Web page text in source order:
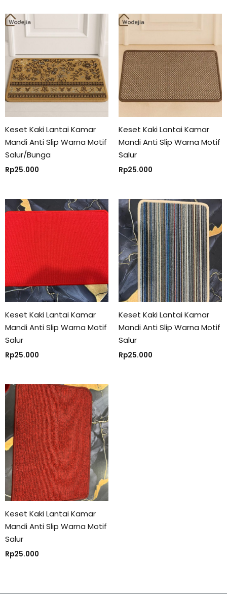
Keset Kaki Lantai Kamar
Mandi Anti Slip Warna Motif
Salur/Bunga
Rp25.000
Keset Kaki Lantai Kamar
Mandi Anti Slip Warna Motif
Salur
Rp25.000
Keset Kaki Lantai Kamar
Mandi Anti Slip Warna Motif
Salur
Rp25.000
Keset Kaki Lantai Kamar
Mandi Anti Slip Warna Motif
Salur
Rp25.000
Keset Kaki Lantai Kamar
Mandi Anti Slip Warna Motif
Salur
Rp25.000